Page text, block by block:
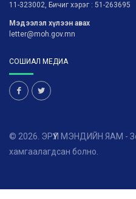
11-323002, Бичиг хэрэг : 51-263695
Мэдээлэл хүлээн авах
letter@moh.gov.mn
СОШИАЛ МЕДИА
© 2026. ЭРҮҮЛ МЭНДИЙН ЯАМ -
хамгаалагдсан болно.